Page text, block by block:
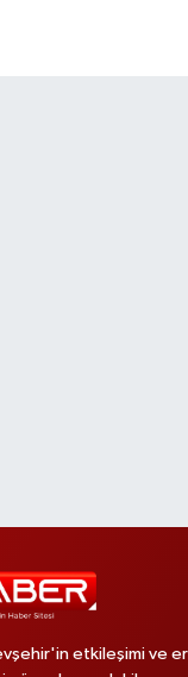
etkileşimi ve